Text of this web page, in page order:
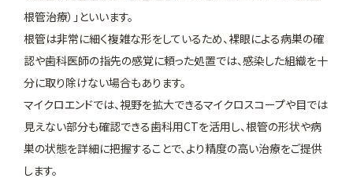
根管治療）」といいます。
根管は非常に細く複雑な形をしているため、裸眼による病巣の確
認や歯科医師の指先の感覚に頼った処置では、感染した組織を十
分に取り除けない場合もあります。
マイクロエンドでは、視野を拡大できるマイクロスコープや目では
見えない部分も確認できる歯科用CTを活用し、根管の形状や病
巣の状態を詳細に把握することで、より精度の高い治療をご提供
します。